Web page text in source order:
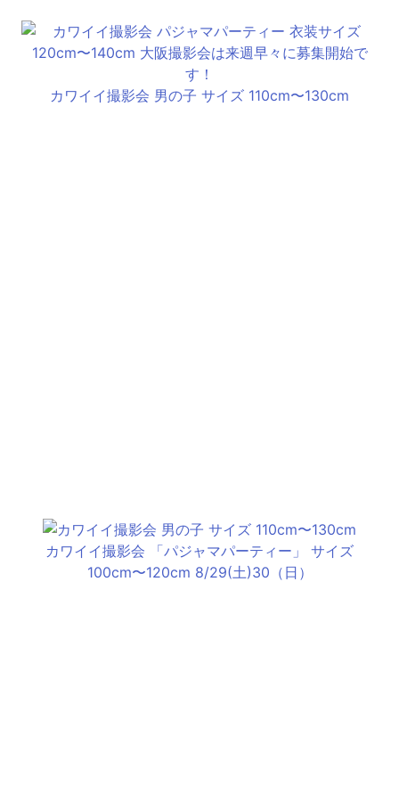
カワイイ撮影会 男の子 サイズ 110cm〜130cm
カワイイ撮影会 「パジャマパーティー」 サイズ
100cm〜120cm 8/29(土)30（日）